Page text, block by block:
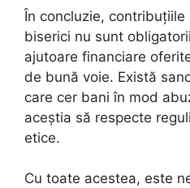
În concluzie,
biserici nu sunt
ajutoare financiare
de bună voie. Există
care cer bani în mod
aceștia să respecte
etice.
Cu toate acestea, este